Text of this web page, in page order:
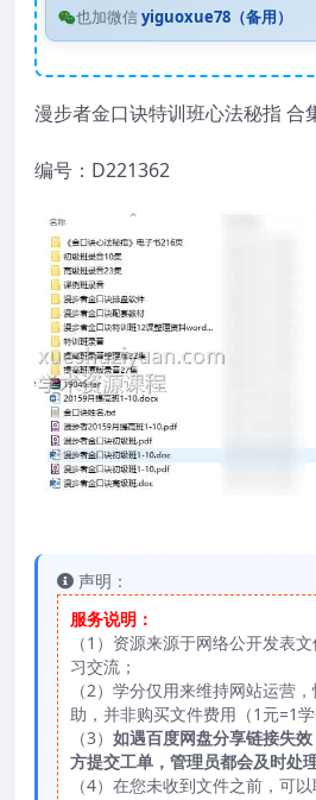
也加微信yiguoxue78（备用）
漫步者金口诀特训班心法秘指
编号：D221362
声明：
服务说明：
（1）资源来源于网络公开发表
习交流；
（2）学分仅用来维持网站运营
助，并非购买文件费用（1元=1学
（3） 如遇百度网盘分享链接失
方提交工单，管理员都会及时处
（4）在您未收到文件之前，可